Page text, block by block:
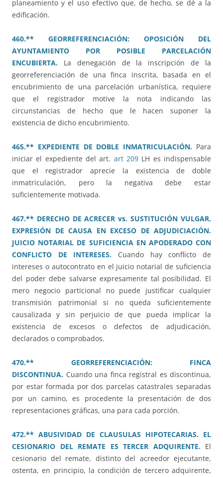
planeamiento y el uso efectivo que, de hecho, se dé a la
edificación.
460.** GEORREFERENCIACIÓN: OPOSICIÓN DEL
AYUNTAMIENTO POR POSIBLE PARCELACIÓN
ENCUBIERTA. La denegación de la inscripción de la
georreferenciación de una finca inscrita, basada en el
encubrimiento de una parcelación urbanística, requiere
que el registrador motive la nota indicando las
circunstancias de hecho que le hacen suponer la
existencia de dicho encubrimiento.
465.** EXPEDIENTE DE DOBLE INMATRICULACIÓN. Para
iniciar el expediente del art. art 209 LH es indispensable
que el registrador aprecie la existencia de doble
inmatriculación, pero la negativa debe estar
suficientemente motivada.
467.** DERECHO DE ACRECER vs. SUSTITUCIÓN VULGAR.
EXPRESIÓN DE CAUSA EN EXCESO DE ADJUDICIACIÓN.
JUICIO NOTARIAL DE SUFICIENCIA EN APODERADO CON
CONFLICTO DE INTERESES. Cuando hay conflicto de
intereses o autocontrato en el juicio notarial de suficiencia
del poder debe salvarse expresamente tal posibilidad. El
mero negocio particional no puede justificar cualquier
transmisión patrimonial si no queda suficientemente
causalizada y sin perjuicio de que pueda implicar la
existencia de excesos o defectos de adjudicación,
declarados o comprobados.
470.** GEORREFERENCIACIÓN: FINCA
DISCONTINUA. Cuando una finca registral es discontinua,
por estar formada por dos parcelas catastrales separadas
por un camino, es procedente la presentación de dos
representaciones gráficas, una para cada porción.
472.** ABUSIVIDAD DE CLAUSULAS HIPOTECARIAS. EL
CESIONARIO DEL REMATE ES TERCER ADQUIRENTE. El
cesionario del remate, distinto del acreedor ejecutante,
ostenta, en principio, la condición de tercero adquirente,